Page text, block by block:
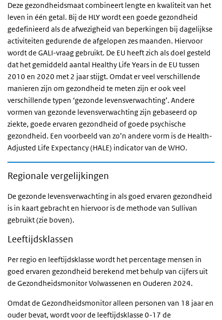
Deze gezondheidsmaat combineert lengte en kwaliteit van het
leven in één getal. Bij de HLY wordt een goede gezondheid
gedefinieerd als de afwezigheid van beperkingen bij dagelijkse
activiteiten gedurende de afgelopen zes maanden. Hiervoor
wordt de GALI-vraag gebruikt. De EU heeft zich als doel gesteld
dat het gemiddeld aantal Healthy Life Years in de EU tussen
2010 en 2020 met 2 jaar stijgt. Omdat er veel verschillende
manieren zijn om gezondheid te meten zijn er ook veel
verschillende typen ‘gezonde levensverwachting’. Andere
vormen van gezonde levensverwachting zijn gebaseerd op
ziekte, goede ervaren gezondheid of goede psychische
gezondheid. Een voorbeeld van zo’n andere vorm is de Health-
Adjusted Life Expectancy (HALE) indicator van de WHO.
Regionale vergelijkingen
De gezonde levensverwachting in als goed ervaren gezondheid
is in kaart gebracht en hiervoor is de methode van Sullivan
gebruikt (zie boven).
Leeftijdsklassen
Per regio en leeftijdsklasse wordt het percentage mensen in
goed ervaren gezondheid berekend met behulp van cijfers uit
de Gezondheidsmonitor Volwassenen en Ouderen 2024.
Omdat de Gezondheidsmonitor alleen personen van 18 jaar en
ouder bevat, wordt voor de leeftijdsklasse 0-17 de